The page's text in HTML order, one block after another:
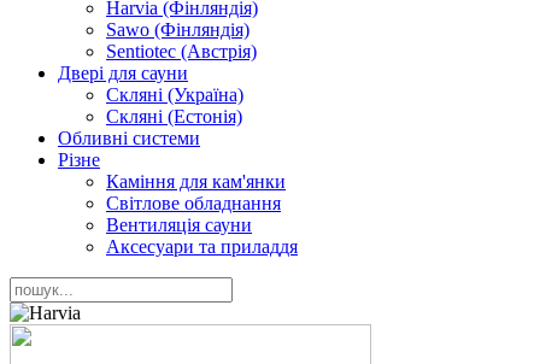
Harvia (Фінляндія)
Sawo (Фінляндія)
Sentiotec (Австрія)
Двері для сауни
Скляні (Україна)
Скляні (Естонія)
Обливні системи
Різне
Каміння для кам'янки
Світлове обладнання
Вентиляція сауни
Аксесуари та приладдя